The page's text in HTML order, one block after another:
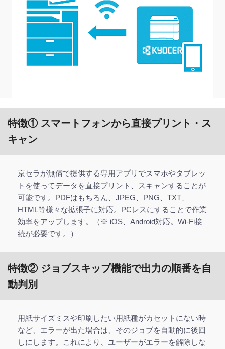
特徴① スマートフォンから直接プリント・ス
キャン
京セラが無償で提供する専用アプリでスマホやタブレッ
トを使ってデータを直接プリント、スキャンすることが
可能です。PDFはもちろん、JPEG、PNG、TXT、
HTML等様々な拡張子に対応。PCレスにすることで作業
効率をアップします。（※ iOS、Android対応。Wi-Fi接
続が必要です。）
特徴② ジョブスキップ機能で出力の順番を自
動判別
用紙サイズミスや印刷したい用紙種がカセットにない時
など、エラーが出た場合は、そのジョブを自動的に後回
しにします。これにより、ユーザーがエラーを解除しな